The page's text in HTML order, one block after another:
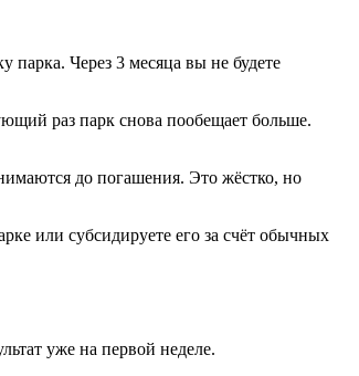
Через 3 месяца вы не будете
раз парк снова пообещает больше.
до погашения. Это жёстко, но
или субсидируете его за счёт обычных
уже на первой неделе.